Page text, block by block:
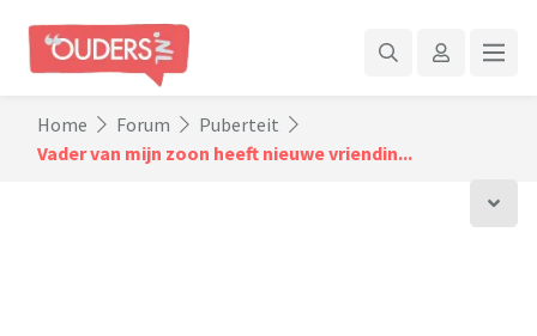
Home Forum
Puberteit
Vader van mijn zoon heeft nieuwe vriendin...